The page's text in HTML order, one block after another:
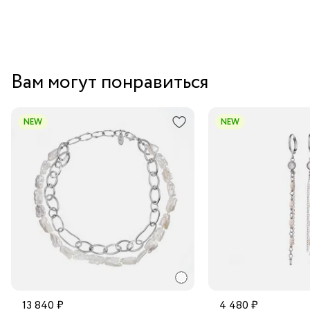
Вам могут понравиться
NEW
13 840 ₽
NEW
4 480 ₽